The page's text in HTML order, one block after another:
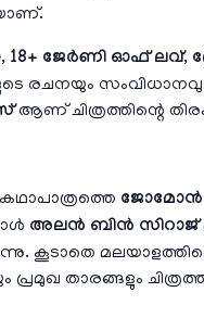
, 18+ ജേർണി ഓഫ് ലവ്,
രചനയും
ആണ് ചിത്രത്തിന്റെ
കഥാപാത്രത്തെ ജോമോൻ
അലൻ ബിൻ സിറാജ്
കൂടാതെ
പ്രമുഖ താരങ്ങളും